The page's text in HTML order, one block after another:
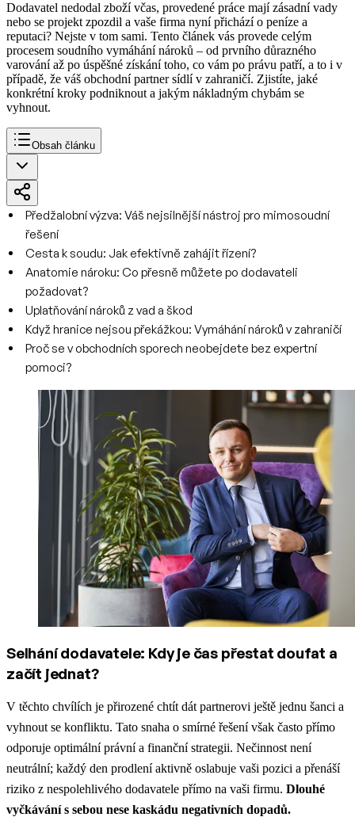
Dodavatel nedodal zboží včas, provedené práce mají zásadní vady
nebo se projekt zpozdil a vaše firma nyní přichází o peníze a
reputaci? Nejste v tom sami. Tento článek vás provede celým
procesem soudního vymáhání nároků – od prvního důrazného
varování až po úspěšné získání toho, co vám po právu patří, a to i v
případě, že váš obchodní partner sídlí v zahraničí. Zjistíte, jaké
konkrétní kroky podniknout a jakým nákladným chybám se
vyhnout.
Obsah článku
Předžalobní výzva: Váš nejsilnější nástroj pro mimosoudní
řešení
Cesta k soudu: Jak efektivně zahájit řízení?
Anatomie nároku: Co přesně můžete po dodavateli
požadovat?
Uplatňování nároků z vad a škod
Když hranice nejsou překážkou: Vymáhání nároků v zahraničí
Proč se v obchodních sporech neobejdete bez expertní
pomoci?
Selhání dodavatele: Kdy je čas přestat doufat a
začít jednat?
V těchto chvílích je přirozené chtít dát partnerovi ještě jednu šanci a
vyhnout se konfliktu. Tato snaha o smírné řešení však často přímo
odporuje optimální právní a finanční strategii. Nečinnost není
neutrální; každý den prodlení aktivně oslabuje vaši pozici a přenáší
riziko z nespolehlivého dodavatele přímo na vaši firmu. Dlouhé
vyčkávání s sebou nese kaskádu negativních dopadů.